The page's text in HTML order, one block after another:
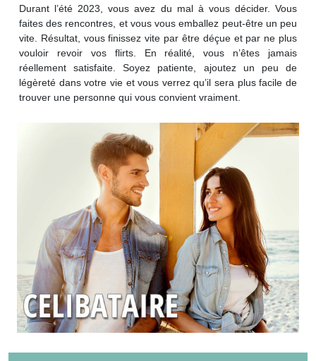
Durant l’été 2023, vous avez du mal à vous décider. Vous
faites des rencontres, et vous vous emballez peut-être un peu
vite. Résultat, vous finissez vite par être déçue et par ne plus
vouloir revoir vos flirts. En réalité, vous n’êtes jamais
réellement satisfaite. Soyez patiente, ajoutez un peu de
légèreté dans votre vie et vous verrez qu’il sera plus facile de
trouver une personne qui vous convient vraiment.